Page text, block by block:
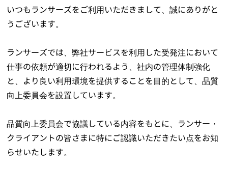
いつもランサーズをご利用いただきまして、誠にありがと
うございます。
ランサーズでは、弊社サービスを利用した受発注において
仕事の依頼が適切に行われるよう、社内の管理体制強化
と、より良い利用環境を提供することを目的として、品質
向上委員会を設置しています。
品質向上委員会で協議している内容をもとに、ランサー・
クライアントの皆さまに特にご認識いただきたい点をお知
らせいたします。